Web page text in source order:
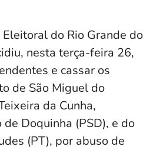
do Rio Grande do
nesta terça-feira 26,
e cassar os
de São Miguel do
da Cunha,
de Doquinha (PSD), e do
(PT), por abuso de